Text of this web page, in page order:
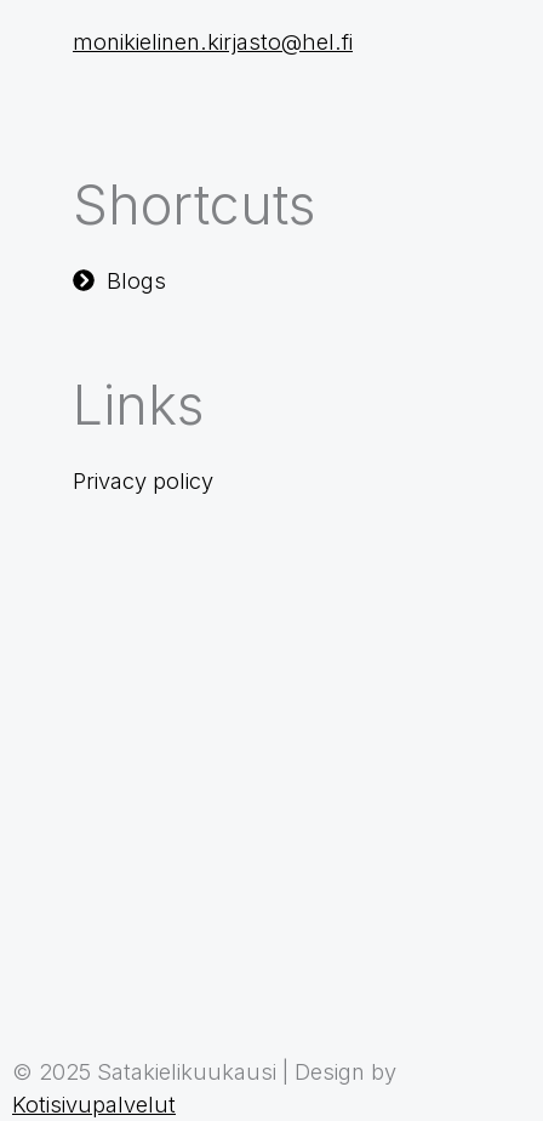
monikielinen.kirjasto@hel.fi
Shortcuts
Blogs
Links
Privacy policy
© 2025 Satakielikuukausi | Design by
Kotisivupalvelut